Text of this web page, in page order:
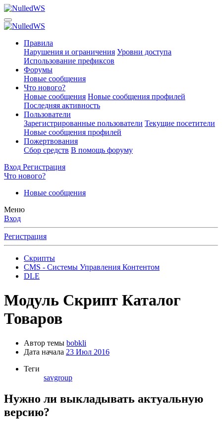
Правила
Нарушения и ограничения Уровни доступа
Использование префиксов
Форумы
Новые сообщения
Что нового?
Новые сообщения Новые сообщения профилей
Последняя активность
Пользователи
Зарегистрированные пользователи Текущие посетители
Новые сообщения профилей
Пожертвования
Сбор средств В помощь форуму
Вход Регистрация
Что нового?
Новые сообщения
Меню
Вход
Регистрация
Скрипты
CMS - Системы Управления Контентом
DLE
Модуль Скрипт Каталог
Товаров
Автор темы bobkli
Дата начала 23 Июл 2016
Теги
savgroup
Нужно ли выкладывать актуальную
версию?